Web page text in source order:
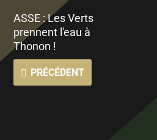
ASSE : Les Verts
prennent l'eau à
Thonon !
PRÉCÉDENT